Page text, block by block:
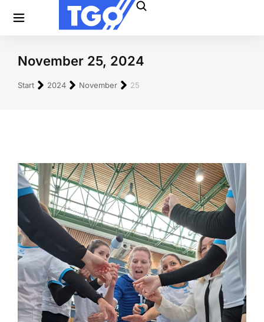
November 25, 2024
Sie befinden sich hier:
Start 2024 November 25